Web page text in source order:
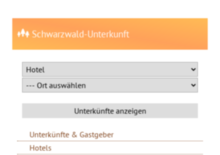
Schwarzwald-Unterkunft
Unterkünfte & Gastgeber
Hotels